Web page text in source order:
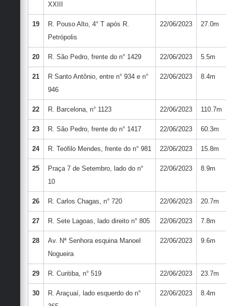
XXIII
19
R. Pouso Alto, 4° T após R.
Petrópolis
22/06/2023 27.0m
20 R. São Pedro, frente do n° 1429 22/06/2023 5.5m
21
R Santo Antônio, entre n° 934 e n°
946
22/06/2023 8.4m
22 R. Barcelona, n° 1123 22/06/2023 110.7m
23 R. São Pedro, frente do n° 1417 22/06/2023 60.3m
24 R. Teófilo Mendes, frente do n° 981 22/06/2023 15.8m
25
Praça 7 de Setembro, lado do n°
10
22/06/2023 8.9m
26 R. Carlos Chagas, n° 720 22/06/2023 20.7m
27 R. Sete Lagoas, lado direito n° 805 22/06/2023 7.8m
28
Av. Nª Senhora esquina Manoel
Nogueira
22/06/2023 9.6m
29 R. Curitiba, n° 519 22/06/2023 23.7m
30
R. Araçuaí, lado esquerdo do n°
22/06/2023 8.4m